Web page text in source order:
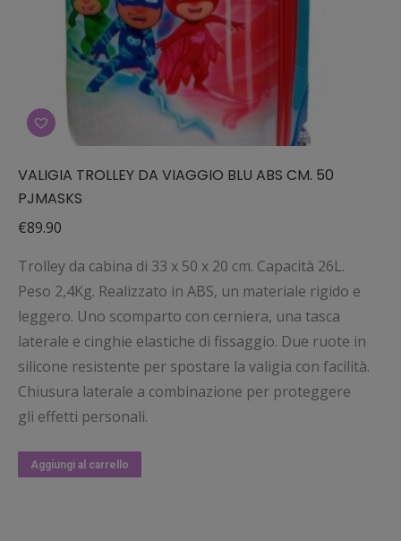
VALIGIA TROLLEY DA VIAGGIO BLU ABS CM. 50
PJMASKS
€89.90
Trolley da cabina di 33 x 50 x 20 cm. Capacità 26L.
Peso 2,4Kg. Realizzato in ABS, un materiale rigido e
leggero. Uno scomparto con cerniera, una tasca
laterale e cinghie elastiche di fissaggio. Due ruote in
silicone resistente per spostare la valigia con facilità.
Chiusura laterale a combinazione per proteggere
gli effetti personali.
Aggiungi al carrello